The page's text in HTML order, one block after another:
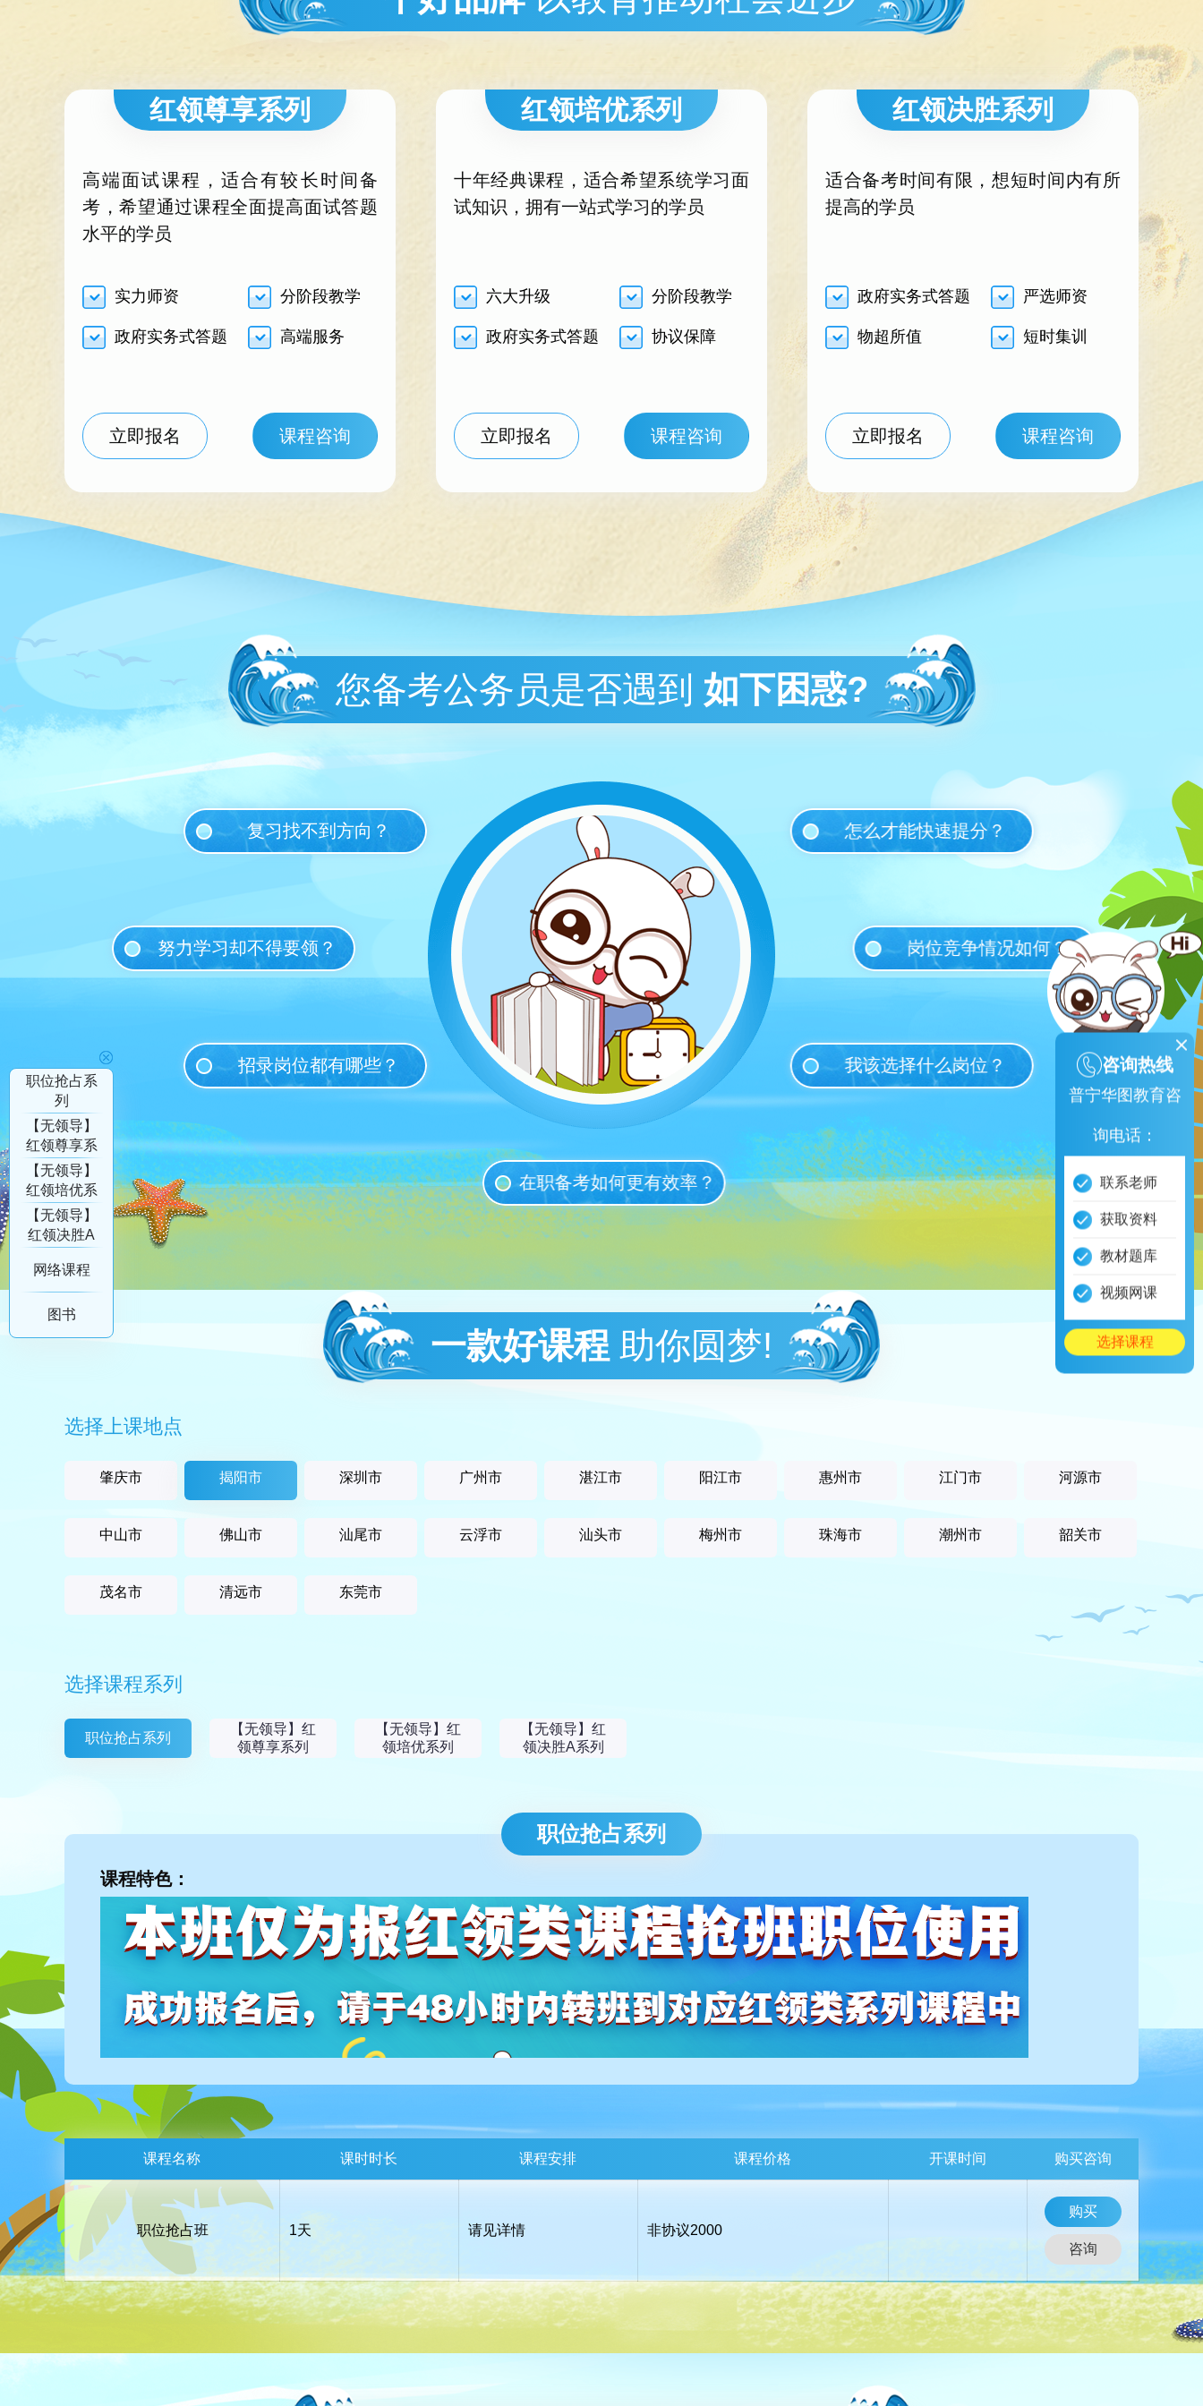
红领尊享系列
高端面试课程，适合有较长时间备
考，希望通过课程全面提高面试答题
水平的学员
实力师资 分阶段教学
政府实务式答题 高端服务
立即报名 课程咨询
红领培优系列
十年经典课程，适合希望系统学习面
试知识，拥有一站式学习的学员
六大升级 分阶段教学
政府实务式答题 协议保障
立即报名 课程咨询
红领决胜系列
适合备考时间有限，想短时间内有所
提高的学员
政府实务式答题 严选师资
物超所值 短时集训
立即报名 课程咨询
您备考公务员是否遇到 如下困惑?
复习找不到方向？ 怎么才能快速提分？
努力学习却不得要领？ 岗位竞争情况如何？
招录岗位都有哪些？ 我该选择什么岗位？
在职备考如何更有效率？
一款好课程 助你圆梦!
选择上课地点
肇庆市 揭阳市 深圳市 广州市 湛江市 阳江市 惠州市 江门市 河源市
中山市 佛山市 汕尾市 云浮市 汕头市 梅州市 珠海市 潮州市 韶关市
茂名市 清远市 东莞市
选择课程系列
职位抢占系列
【无领导】红
领尊享系列
【无领导】红
领培优系列
【无领导】红
领决胜A系列
职位抢占系列
课程特色：
课程名称 课时时长 课程安排 课程价格 开课时间 购买咨询
职位抢占班 1天 请见详情 非协议2000
购买
咨询
职位抢占系
列
【无领导】
红领尊享系
列
【无领导】
红领培优系
列
【无领导】
红领决胜A
网络课程
图书
咨询热线
普宁华图教育咨
询电话：
联系老师
获取资料
教材题库
视频网课
选择课程